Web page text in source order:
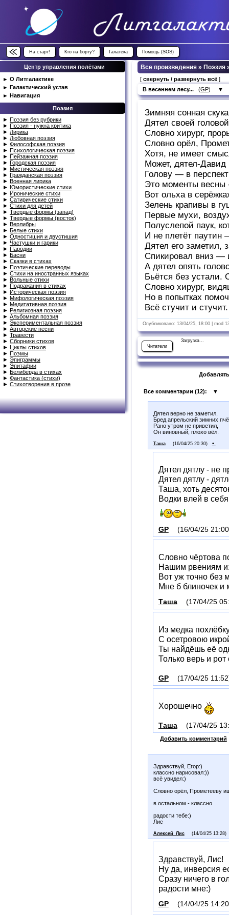
На старт! Кто на борту? Галатека Помощь (SOS)
Центр управления полётами
► О Литгалактике
► Галактический устав
► Навигация
Поэзия
► Поэзия без рубрики
► Поэзия - нужна критика
► Лирика
► Любовная поэзия
► Философская поэзия
► Психологическая поэзия
► Пейзажная поэзия
► Городская поэзия
► Мистическая поэзия
► Гражданская поэзия
► Военная лирика
► Юмористические стихи
► Иронические стихи
► Сатирические стихи
► Стихи для детей
► Твердые формы (запад)
► Твердые формы (восток)
► Верлибры
► Белые стихи
► Одностишия и двустишия
► Частушки и гарики
► Пародии
► Басни
► Сказки в стихах
► Поэтические переводы
► Стихи на иностранных языках
► Вольные стихи
► Подражания в стихах
► Историческая поэзия
► Мифологическая поэзия
► Медитативная поэзия
► Религиозная поэзия
► Альбомная поэзия
► Экспериментальная поэзия
► Авторские песни
► Травести
► Сборники стихов
►
Циклы стихов
► Поэмы
► Эпиграммы
► Эпитафии
► Белиберда в стихах
► Фантастика (стихи)
► Стихотворения в прозе
Все произведения » Поэзия
[свернуть / развернуть всё ]
В весеннем лесу... (GP) ▼
Зимняя сонная
Дятел своей
Словно хирург,
Словно орёл,
Хотя, не имеет
Может, дятел-
Голову — в
Это моменты весны
Вот ольха в
Зелень крапивы в
Первые мухи,
Полуслепой паук,
И не плетёт паутин
Дятел его заметил,
Спикировал вниз —
А дятел опять
Бьётся без устали.
Словно хирург,
Но в попытках
Всё стучит и
Опубликовано: 13/04/25, 18:00 | mod
Читатели
Загрузка...
Все комментарии (12): ▼
Дятел верно не заметил,
Бред апрельский зимних
Рано утром не приветил,
Он виновный, плохо вёл.
Таша (16/04/25 20:30) •
Дятел дятлу - не
Дятел дятлу -
Таша, хоть
Водки влей в
GP (16/04/25
Словно чёртова
Нашим рвениям
Вот уж точно без
Мне б блиночек и
Таша (17/04/25
Из медка
С осетровою
Ты найдёшь её
Только верь и
GP (17/04/25
Хорошечно
Таша (17/04/25
Добавить комментарий
Здравствуй, Егор:)
классно нарисовал:))
всё увидел:)
Словно орёл, Прометееву
в остальном - классно
радости тебе:)
Лис
Алексей_Лис (14/04/25 13:28)
Здравствуй, Лис!
Ну да, инверсия
Сразу ничего в
радости мне:)
GP (14/04/25